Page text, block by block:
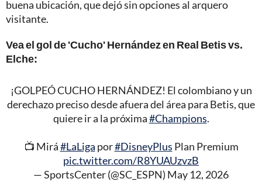
buena ubicación, que dejó sin opciones al arquero
visitante.
Vea el gol de 'Cucho' Hernández en Real Betis vs.
Elche:
¡GOLPEÓ CUCHO HERNÁNDEZ! El colombiano y un
derechazo preciso desde afuera del área para Betis, que
quiere ir a la próxima#Champions.
📺 Mirá#LaLiga por#DisneyPlus Plan Premium
pic.twitter.com/R8YUAUzvzB
— SportsCenter (@SC_ESPN) May 12, 2026